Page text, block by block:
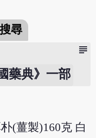
搜尋
subject
藥典》一部
(薑製)160克 白